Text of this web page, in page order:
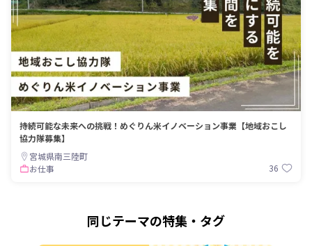
持続可能な未来への挑戦！めぐりん米イノベーション事業【地域おこし
協力隊募集】
宮城県南三陸町
お仕事
36
同じテーマの特集・タグ